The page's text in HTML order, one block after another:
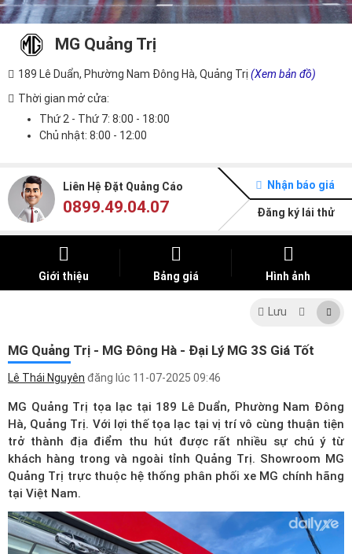
MG Quảng Trị
189 Lê Duẩn, Phường Nam Đông Hà, Quảng Trị (Xem bản đồ)
Thời gian mở cửa:
Thứ 2 - Thứ 7: 8:00 - 18:00
Chủ nhật: 8:00 - 12:00
Liên Hệ Đặt Quảng Cáo
0899.49.04.07
Nhận báo giá
Đăng ký lái thử
Giới thiệu Bảng giá Hình ảnh
Lưu
MG Quảng Trị - MG Đông Hà - Đại Lý MG 3S Giá Tốt
Lê Thái Nguyên đăng lúc 11-07-2025 09:46
MG Quảng Trị tọa lạc tại 189 Lê Duẩn, Phường Nam Đông
Hà, Quảng Trị. Với lợi thế tọa lạc tại vị trí vô cùng thuận tiện
trở thành địa điểm thu hút được rất nhiều sự chú ý từ
khách hàng trong và ngoài tỉnh Quảng Trị. Showroom MG
Quảng Trị trực thuộc hệ thống phân phối xe MG chính hãng
tại Việt Nam.